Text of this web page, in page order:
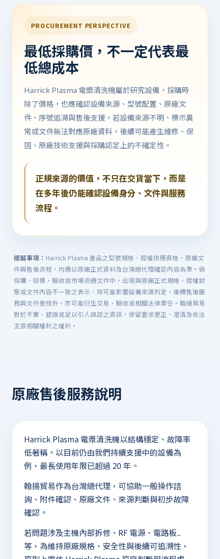
PROCUREMENT PERSPECTIVE
最低採購價，不一定代表最
低總成本
Harrick Plasma 電漿清洗機屬於研究設備，採購時
除了價格，也應確認設備來源、型號配置、原廠文
件、序號追溯與售後支援。若設備來源不明、標示異
常或文件無法對應原廠資料，後續可能產生維修、保
固、原廠技術支援與採購認定上的不確定性。
正規來源的價值，不只在交貨當下，而是
在多年後仍能確認設備身分、文件與服務
流程。
提醒事項： Harrick Plasma 產品之型號規格、授權供應資格、原廠文
件與售後流程，均應以原廠正式資料及台灣總代理確認內容為準。倘
採購、投標、驗收或市場流通文件中，出現與原廠正式規格、授權狀
態或文件內容不一致之表示，除可能影響設備來源判定、後續售後服
務與文件查核外，亦可能衍生交易、驗收或相關法律責任。翰揚貿易
對於不實、錯誤或足以引人誤認之資訊，保留要求更正、澄清及依法
主張相關權利之權利。
原廠售後服務說明
Harrick Plasma 電漿清洗機以結構穩定、故障率
低著稱。以目前仍由我們持續支援中的設備為
例，最長使用年限已超過 20 年。
翰揚貿易作為台灣總代理，可協助一般操作諮
詢、附件確認、原廠文件、來源判斷與初步故障
確認。
若問題涉及主機內部拆修、RF 電源、電路板..
等，為維持原廠規格、安全性與後續可追溯性，